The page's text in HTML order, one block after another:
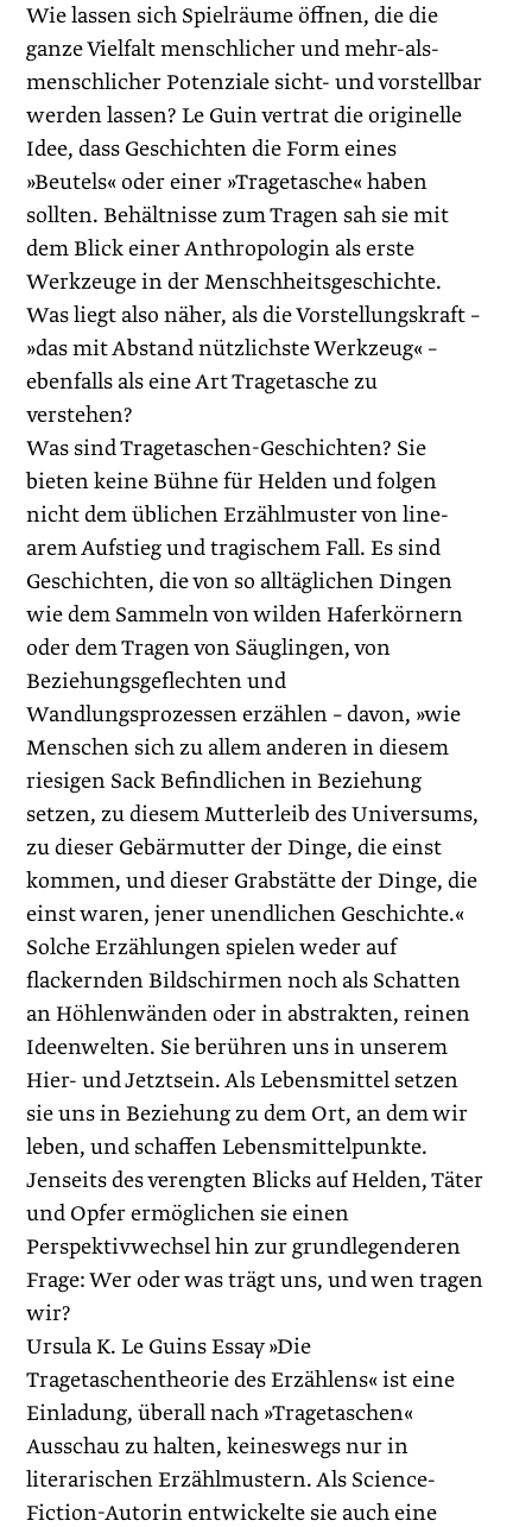
Wie lassen sich Spielräume öffnen, die die
ganze Vielfalt menschlicher und mehr-als-
menschlicher Potenziale sicht- und vorstellbar
werden lassen? Le Guin vertrat die originelle
Idee, dass Geschichten die Form eines
»Beutels« oder einer »Tragetasche« haben
sollten. Behältnisse zum Tragen sah sie mit
dem Blick einer Anthropologin als erste
Werkzeuge in der Menschheitsgeschichte.
Was liegt also näher, als die Vorstellungskraft –
»das mit Abstand nützlichste Werkzeug« –
ebenfalls als eine Art Tragetasche zu
verstehen?
Was sind Tragetaschen-Geschichten? Sie
bieten keine Bühne für Helden und folgen
nicht dem üblichen Erzählmuster von line­
arem Aufstieg und tragischem Fall. Es sind
Geschichten, die von so alltäglichen Dingen
wie dem Sammeln von wilden Hafer­körnern
oder dem Tragen von Säuglingen, von
Beziehungsgeflechten und
Wandlungsprozessen erzählen – davon, »wie
Menschen sich zu allem anderen in diesem
riesigen Sack Befindlichen in Beziehung
setzen, zu diesem Mutterleib des Universums,
zu dieser Gebärmutter der Dinge, die einst
kommen, und dieser Grabstätte der Dinge, die
einst waren, jener unendlichen Geschichte.«
Solche Erzählungen spielen weder auf
flackernden Bildschirmen noch als Schatten
an Höhlenwänden oder in abstrakten, reinen
Ideenwelten. Sie berühren uns in unserem
Hier- und Jetztsein. Als Lebensmittel setzen
sie uns in Beziehung zu dem Ort, an dem wir
leben, und schaffen Lebensmittelpunkte.
Jenseits des verengten Blicks auf Helden, Täter
und Opfer ermöglichen sie einen
Perspektivwechsel hin zur grundlegenderen
Frage: Wer oder was trägt uns, und wen tragen
wir?
Ursula K. Le Guins Essay »Die
Tragetaschentheorie des Erzählens« ist eine
Einladung, überall nach »Tragetaschen«
Ausschau zu halten, keineswegs nur in
literarischen Erzählmustern. Als Science-
Fiction-Autorin entwickelte sie auch eine